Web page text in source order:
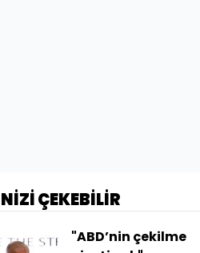
ÇEKEBİLİR
"ABD’nin çekilme